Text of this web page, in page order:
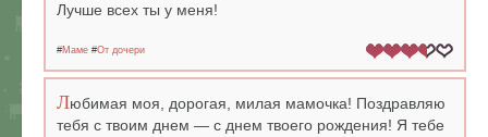
Лучше всех ты у меня!
#Маме #От дочери
Любимая моя, дорогая, милая мамочка! Поздравляю
тебя с твоим днем — с днем твоего рождения! Я тебе